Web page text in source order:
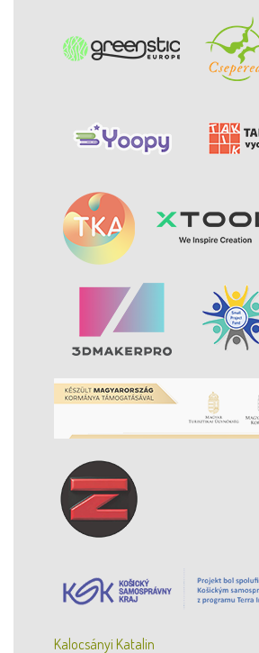
Kalocsányi Katalin